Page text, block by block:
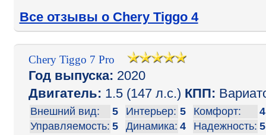
Все отзывы о Chery Tiggo 4
Chery Tiggo 7 Pro
Год выпуска: 2020
Двигатель: 1.5 (147 л.с.) КПП:
Внешний вид: 5 Интерьер: 5 Комфорт:
4
Управляемость: 5 Динамика: 4 Надежность: 5